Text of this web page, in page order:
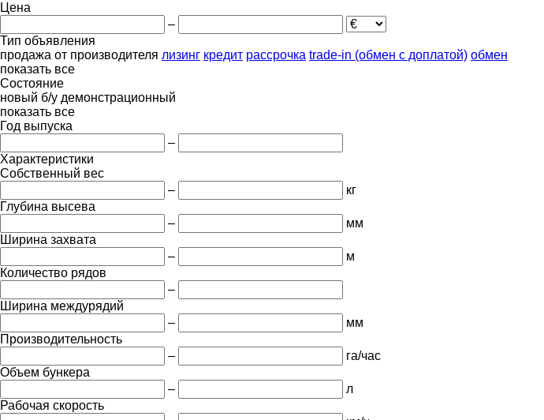
Цена
–
Тип объявления
продажа от производителя лизинг кредит рассрочка trade-in (обмен с доплатой) обмен
показать все
Состояние
новый б/у демонстрационный
показать все
Год выпуска
–
Характеристики
Собственный вес
–
кг
Глубина высева
–
мм
Ширина захвата
–
м
Количество рядов
–
Ширина междурядий
–
мм
Производительность
–
га/час
Объем бункера
–
л
Рабочая скорость